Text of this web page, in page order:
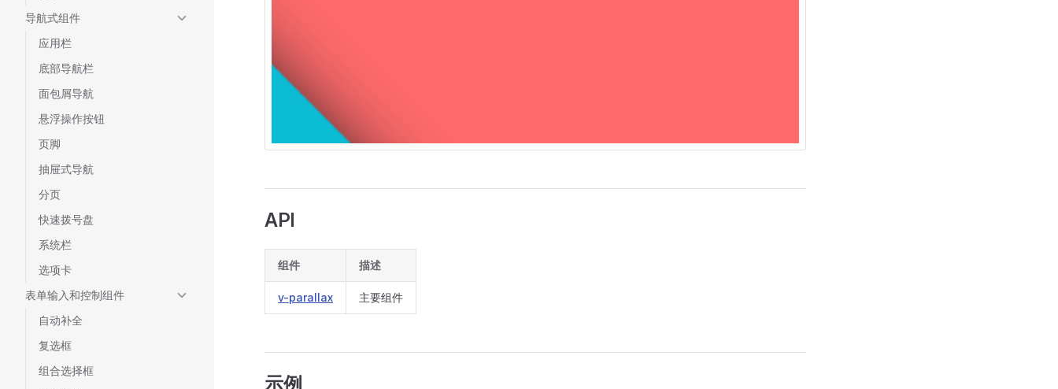
导航式组件
应用栏
底部导航栏
面包屑导航
悬浮操作按钮
页脚
抽屉式导航
分页
快速拨号盘
系统栏
选项卡
表单输入和控制组件
自动补全
复选框
组合选择框
API
组件 描述
v-parallax 主要组件
示例